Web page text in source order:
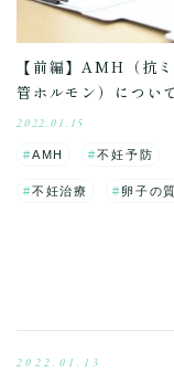
【前編】AMH（抗
管ホルモン）について
2022.01.15
AMH 不妊予防
不妊治療 卵子の質
2022.01.13